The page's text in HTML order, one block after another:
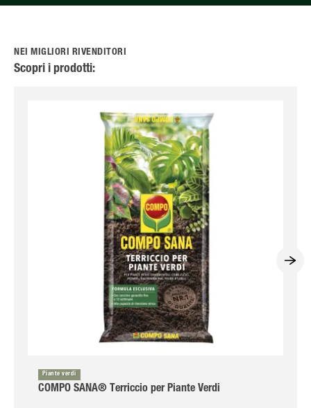
NEI MIGLIORI RIVENDITORI
Scopri i prodotti:
Piante verdi
COMPO SANA® Terriccio per Piante Verdi